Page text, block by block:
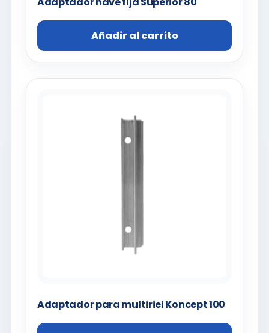
Añadir al carrito
Adaptador para multiriel Koncept 100